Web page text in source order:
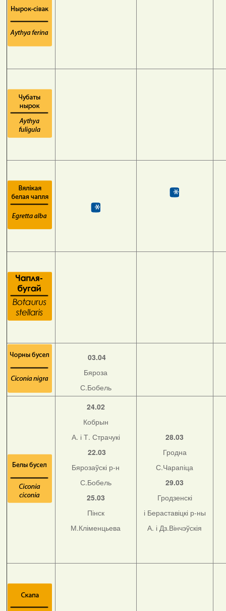
03.04
Бяроза
С.Бобель
24.02
Кобрын
А. і Т. Страчукі
22.03
Бярозаўскі р-н
С.Бобель
25.03
Пінск
М.Кліменцьева
28.03
Гродна
С.Чарапіца
29.03
Гродзенскі
і Бераставіцкі р-ны
А. і Дз.Вінчэўскія